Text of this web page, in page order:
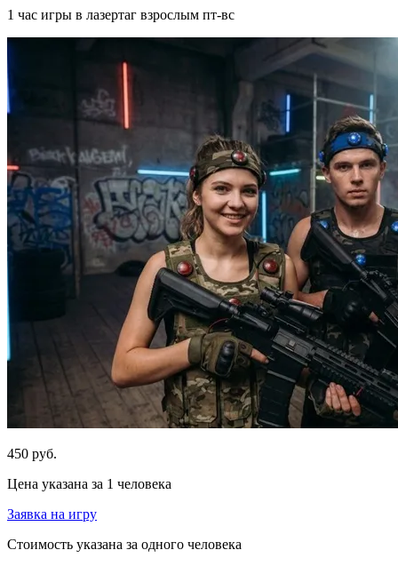
1 час игры в лазертаг взрослым пт-вс
450 руб.
Цена указана за 1 человека
Заявка на игру
Стоимость указана за одного человека